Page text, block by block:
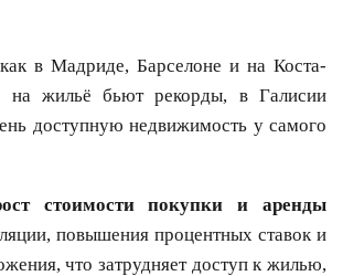
в Мадриде, Барселоне и на Коста-
на жильё бьют рекорды, в Галисии
доступную недвижимость у самого
стоимости покупки и аренды
повышения процентных ставок и
что затрудняет доступ к жилью,